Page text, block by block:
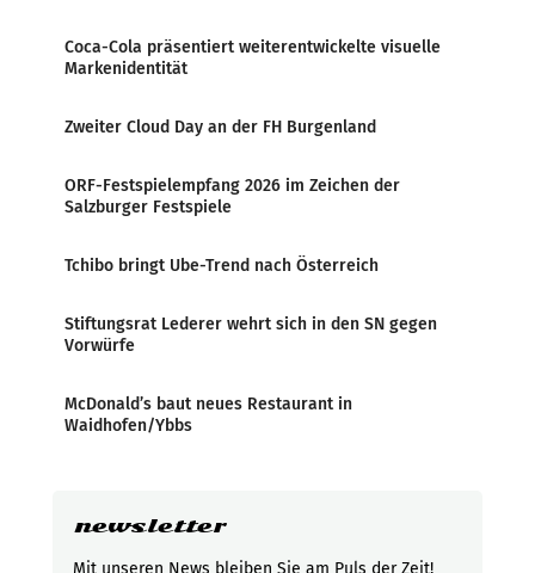
Coca-Cola präsentiert weiterentwickelte visuelle
Markenidentität
Zweiter Cloud Day an der FH Burgenland
ORF-Festspielempfang 2026 im Zeichen der
Salzburger Festspiele
Tchibo bringt Ube-Trend nach Österreich
Stiftungsrat Lederer wehrt sich in den SN gegen
Vorwürfe
McDonald’s baut neues Restaurant in
Waidhofen/Ybbs
newsletter
Mit unseren News bleiben Sie am Puls der Zeit!